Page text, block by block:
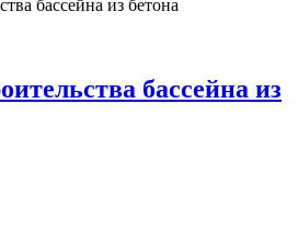
бассейна из